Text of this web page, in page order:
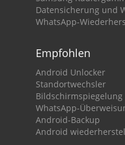
Datensicherung und
WhatsApp-
Empfohlen
Android Unlocker
Standortwechsler
Bildschirmspiegelung
WhatsApp-
Android-Backup
Android